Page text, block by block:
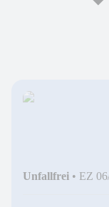
Unfallfrei • EZ